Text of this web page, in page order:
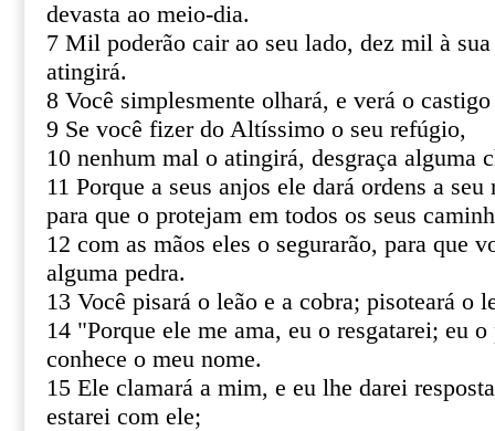
devasta ao meio-dia.
7 Mil poderão cair ao seu lado, dez mil à
atingirá.
8 Você simplesmente olhará, e verá o
9 Se você fizer do Altíssimo o seu refúgio,
10 nenhum mal o atingirá, desgraça alguma
11 Porque a seus anjos ele dará ordens a seu
para que o protejam em todos os seus
12 com as mãos eles o segurarão, para que
alguma pedra.
13 Você pisará o leão e a cobra; pisoteará o
14 "Porque ele me ama, eu o resgatarei; eu
conhece o meu nome.
15 Ele clamará a mim, e eu lhe darei
estarei com ele;